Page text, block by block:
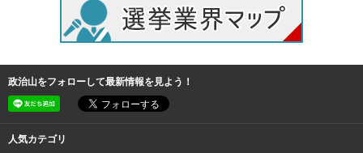
政治山をフォローして最新情報を見よう！
人気カテゴリ